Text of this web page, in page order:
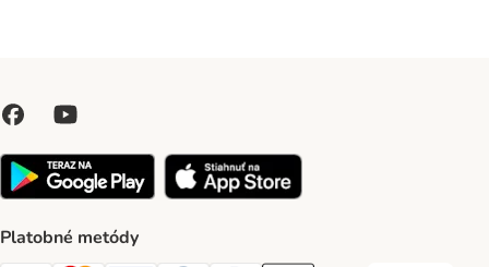
Platobné metódy